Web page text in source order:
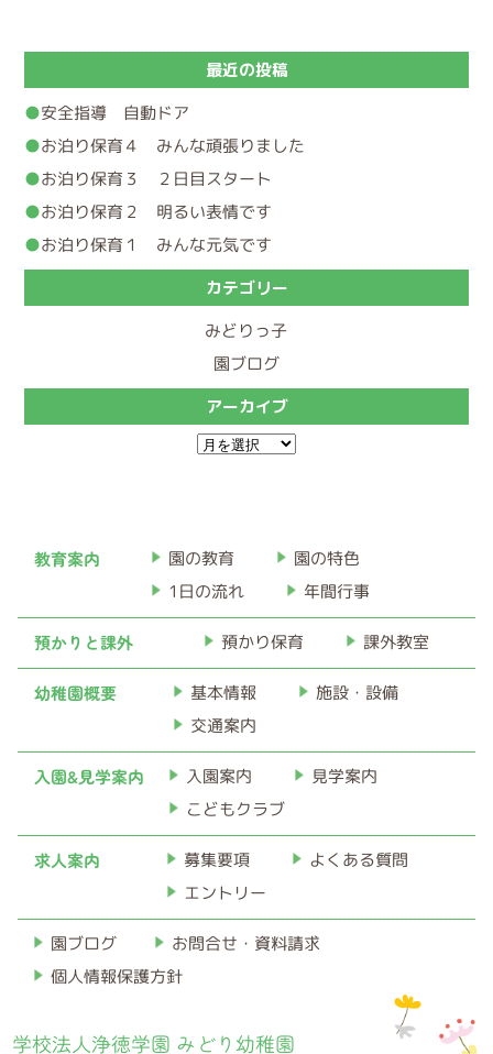
最近の投稿
安全指導 自動ドア
お泊り保育４ みんな頑張りました
お泊り保育３ ２日目スタート
お泊り保育２ 明るい表情です
お泊り保育１ みんな元気です
カテゴリー
みどりっ子
園ブログ
アーカイブ
イ
教育案内 園の教育 園の特色
1日の流れ 年間行事
預かりと課外 預かり保育 課外教室
幼稚園概要 基本情報 施設・設備
交通案内
入園&見学案内 入園案内 見学案内
こどもクラブ
求人案内 募集要項 よくある質問
エントリー
園ブログ お問合せ・資料請求
個人情報保護方針
学校法人浄徳学園 みどり幼稚園